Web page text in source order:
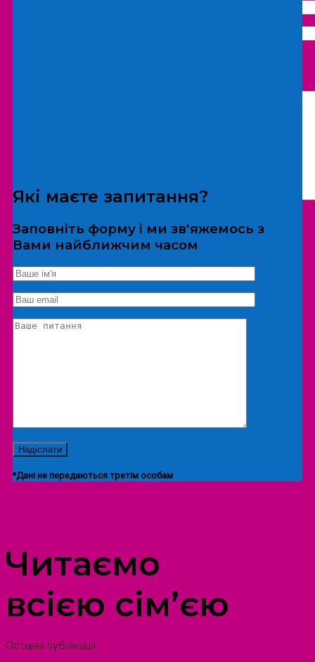
*Дані не передаються третім особам
Екскурсія/локація
Які маєте запитання?
Заповніть форму і ми зв'яжемось з
Вами найближчим часом
*Дані не передаються третім особам
Читаємо
всією сім’єю
Останні публікації